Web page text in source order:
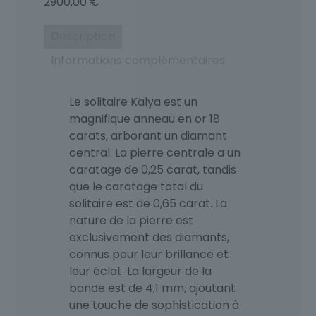
Le solitaire Kalya est un
magnifique anneau en or 18
carats, arborant un diamant
central. La pierre centrale a un
caratage de 0,25 carat, tandis
que le caratage total du
solitaire est de 0,65 carat. La
nature de la pierre est
exclusivement des diamants,
connus pour leur brillance et
leur éclat. La largeur de la
bande est de 4,1 mm, ajoutant
une touche de sophistication à